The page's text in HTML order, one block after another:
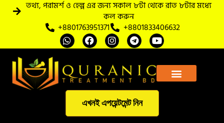
তথ্য, পরামর্শ ও হেল্প এর জন্য সকাল ৮টা থেকে রাত ৮টার মধ্যে
কল করুন
+8801763951371
+8801833406632
এখনই এপয়েন্টমেন্ট নিন